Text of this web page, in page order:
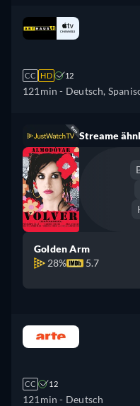
CC HD 12
121min - Deutsch,
Streame
Golden Arm
28%
5.7
CC 12
121min - Deutsch